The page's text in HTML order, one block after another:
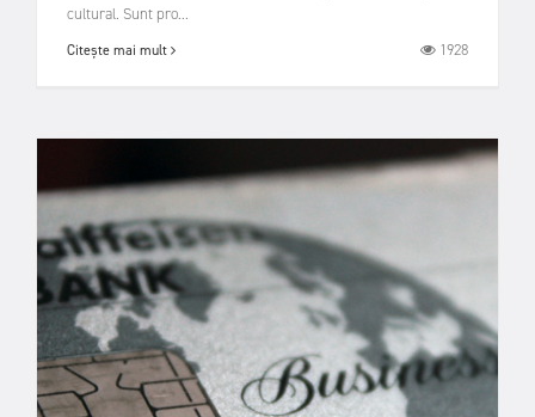
cultural. Sunt pro...
Citește mai mult 1928